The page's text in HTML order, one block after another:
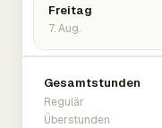
Freitag
7. Aug.
Gesamtstunden
Regulär
Überstunden